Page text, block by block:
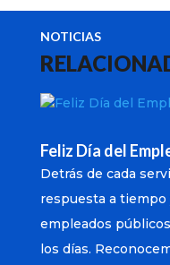
NOTICIAS
Feliz Día del
Detrás de cada
respuesta a tiempo
empleados
los días.